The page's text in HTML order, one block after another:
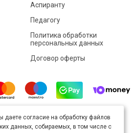
Аспиранту
Педагогу
Политика обработки
персональных данных
Договор оферты
доступно полицензии Creative
«Attribution» («Атрибуция») 4.0
даете согласие на обработку файлов
данных, собираемых, в том числе с